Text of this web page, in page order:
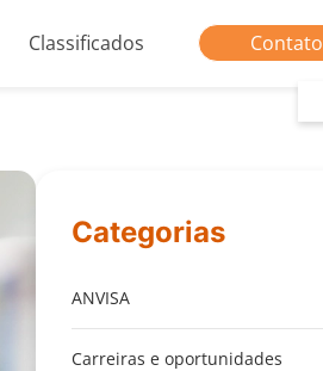
Classificados Contato
Categorias
ANVISA
Carreiras e oportunidades